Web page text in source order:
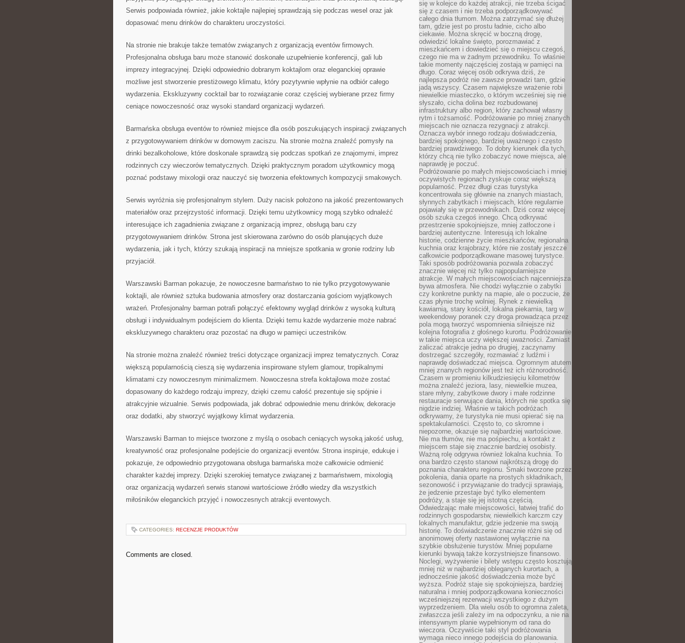
Serwis podpowiada również, jakie koktajle najlepiej sprawdzają się podczas wesel oraz jak
dopasować menu drinków do charakteru uroczystości.
Na stronie nie brakuje także tematów związanych z organizacją eventów firmowych.
Profesjonalna obsługa baru może stanowić doskonałe uzupełnienie konferencji, gali lub
imprezy integracyjnej. Dzięki odpowiednio dobranym koktajlom oraz eleganckiej oprawie
możliwe jest stworzenie prestiżowego klimatu, który pozytywnie wpłynie na odbiór całego
wydarzenia. Ekskluzywny cocktail bar to rozwiązanie coraz częściej wybierane przez firmy
ceniące nowoczesność oraz wysoki standard organizacji wydarzeń.
Barmańska obsługa eventów to również miejsce dla osób poszukujących inspiracji związanych
z przygotowywaniem drinków w domowym zaciszu. Na stronie można znaleźć pomysły na
drinki bezalkoholowe, które doskonale sprawdzą się podczas spotkań ze znajomymi, imprez
rodzinnych czy wieczorów tematycznych. Dzięki praktycznym poradom użytkownicy mogą
poznać podstawy mixologii oraz nauczyć się tworzenia efektownych kompozycji smakowych.
Serwis wyróżnia się profesjonalnym stylem. Duży nacisk położono na jakość prezentowanych
materiałów oraz przejrzystość informacji. Dzięki temu użytkownicy mogą szybko odnaleźć
interesujące ich zagadnienia związane z organizacją imprez, obsługą baru czy
przygotowywaniem drinków. Strona jest skierowana zarówno do osób planujących duże
wydarzenia, jak i tych, którzy szukają inspiracji na mniejsze spotkania w gronie rodziny lub
przyjaciół.
Warszawski Barman pokazuje, że nowoczesne barmaństwo to nie tylko przygotowywanie
koktajli, ale również sztuka budowania atmosfery oraz dostarczania gościom wyjątkowych
wrażeń. Profesjonalny barman potrafi połączyć efektowny wygląd drinków z wysoką kulturą
obsługi i indywidualnym podejściem do klienta. Dzięki temu każde wydarzenie może nabrać
ekskluzywnego charakteru oraz pozostać na długo w pamięci uczestników.
Na stronie można znaleźć również treści dotyczące organizacji imprez tematycznych. Coraz
większą popularnością cieszą się wydarzenia inspirowane stylem glamour, tropikalnymi
klimatami czy nowoczesnym minimalizmem. Nowoczesna strefa koktajlowa może zostać
dopasowany do każdego rodzaju imprezy, dzięki czemu całość prezentuje się spójnie i
atrakcyjnie wizualnie. Serwis podpowiada, jak dobrać odpowiednie menu drinków, dekoracje
oraz dodatki, aby stworzyć wyjątkowy klimat wydarzenia.
Warszawski Barman to miejsce tworzone z myślą o osobach ceniących wysoką jakość usług,
kreatywność oraz profesjonalne podejście do organizacji eventów. Strona inspiruje, edukuje i
pokazuje, że odpowiednio przygotowana obsługa barmańska może całkowicie odmienić
charakter każdej imprezy. Dzięki szerokiej tematyce związanej z barmaństwem, mixologią
oraz organizacją wydarzeń serwis stanowi wartościowe źródło wiedzy dla wszystkich
miłośników eleganckich przyjęć i nowoczesnych atrakcji eventowych.
CATEGORIES: RECENZJE PRODUKTÓW
Comments are closed.
się w kolejce do każdej atrakcji, nie trzeba ścigać
się z czasem i nie trzeba podporządkowywać
całego dnia tłumom. Można zatrzymać się dłużej
tam, gdzie jest po prostu ładnie, cicho albo
ciekawie. Można skręcić w boczną drogę,
odwiedzić lokalne święto, porozmawiać z
mieszkańcem i dowiedzieć się o miejscu czegoś,
czego nie ma w żadnym przewodniku. To właśnie
takie momenty najczęściej zostają w pamięci na
długo. Coraz więcej osób odkrywa dziś, że
najlepsza podróż nie zawsze prowadzi tam, gdzie
jadą wszyscy. Czasem największe wrażenie robi
niewielkie miasteczko, o którym wcześniej się nie
słyszało, cicha dolina bez rozbudowanej
infrastruktury albo region, który zachował własny
rytm i tożsamość. Podróżowanie po mniej znanych
miejscach nie oznacza rezygnacji z atrakcji.
Oznacza wybór innego rodzaju doświadczenia,
bardziej spokojnego, bardziej uważnego i często
bardziej prawdziwego. To dobry kierunek dla tych,
którzy chcą nie tylko zobaczyć nowe miejsca, ale
naprawdę je poczuć.
Podróżowanie po małych miejscowościach i mniej
oczywistych regionach zyskuje coraz większą
popularność. Przez długi czas turystyka
koncentrowała się głównie na znanych miastach,
słynnych zabytkach i miejscach, które regularnie
pojawiały się w przewodnikach. Dziś coraz więcej
osób szuka czegoś innego. Chcą odkrywać
przestrzenie spokojniejsze, mniej zatłoczone i
bardziej autentyczne. Interesują ich lokalne
historie, codzienne życie mieszkańców, regionalna
kuchnia oraz krajobrazy, które nie zostały jeszcze
całkowicie podporządkowane masowej turystyce.
Taki sposób podróżowania pozwala zobaczyć
znacznie więcej niż tylko najpopularniejsze
atrakcje. W małych miejscowościach najcenniejsza
bywa atmosfera. Nie chodzi wyłącznie o zabytki
czy konkretne punkty na mapie, ale o poczucie, że
czas płynie trochę wolniej. Rynek z niewielką
kawiarnią, stary kościół, lokalna piekarnia, targ w
weekendowy poranek czy droga prowadząca przez
pola mogą tworzyć wspomnienia silniejsze niż
kolejna fotografia z głośnego kurortu. Podróżowanie
w takie miejsca uczy większej uważności. Zamiast
zaliczać atrakcje jedna po drugiej, zaczynamy
dostrzegać szczegóły, rozmawiać z ludźmi i
naprawdę doświadczać miejsca. Ogromnym atutem
mniej znanych regionów jest też ich różnorodność.
Czasem w promieniu kilkudziesięciu kilometrów
można znaleźć jeziora, lasy, niewielkie muzea,
stare młyny, zabytkowe dwory i małe rodzinne
restauracje serwujące dania, których nie spotka się
nigdzie indziej. Właśnie w takich podróżach
odkrywamy, że turystyka nie musi opierać się na
spektakularności. Często to, co skromne i
niepozorne, okazuje się najbardziej wartościowe.
Nie ma tłumów, nie ma pośpiechu, a kontakt z
miejscem staje się znacznie bardziej osobisty.
Ważną rolę odgrywa również lokalna kuchnia. To
ona bardzo często stanowi najkrótszą drogę do
poznania charakteru regionu. Smaki tworzone przez
pokolenia, dania oparte na prostych składnikach,
sezonowość i przywiązanie do tradycji sprawiają,
że jedzenie przestaje być tylko elementem
podróży, a staje się jej istotną częścią.
Odwiedzając małe miejscowości, łatwiej trafić do
rodzinnych gospodarstw, niewielkich karczm czy
lokalnych manufaktur, gdzie jedzenie ma swoją
historię. To doświadczenie znacznie różni się od
anonimowej oferty nastawionej wyłącznie na
szybkie obsłużenie turystów. Mniej popularne
kierunki bywają także korzystniejsze finansowo.
Noclegi, wyżywienie i bilety wstępu często kosztują
mniej niż w najbardziej obleganych kurortach, a
jednocześnie jakość doświadczenia może być
wyższa. Podróż staje się spokojniejsza, bardziej
naturalna i mniej podporządkowana konieczności
wcześniejszej rezerwacji wszystkiego z dużym
wyprzedzeniem. Dla wielu osób to ogromna zaleta,
zwłaszcza jeśli zależy im na odpoczynku, a nie na
intensywnym planie wypełnionym od rana do
wieczora. Oczywiście taki styl podróżowania
wymaga nieco innego podejścia do planowania.